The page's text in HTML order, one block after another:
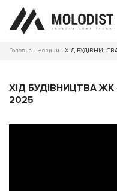
Головна - Новини - ХІД
ХІД БУДІВНИЦТВА ЖК
2025